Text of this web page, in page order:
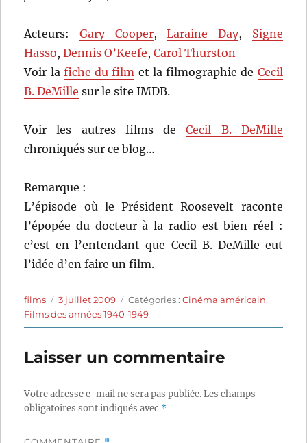
Acteurs: Gary Cooper,Laraine Day, Signe
Hasso,Dennis O’Keefe,Carol Thurston
Voir la fiche du film et la filmographie de Cecil
B. DeMille sur le site IMDB.
Voir les autres films deCecil B. DeMille
chroniqués sur ce blog…
Remarque :
L’épisode où le Président Roosevelt raconte
l’épopée du docteur à la radio est bien réel :
c’est en l’entendant que Cecil B. DeMille eut
l’idée d’en faire un film.
Auteur
films
Publié
le
3 juillet 2009 Catégories
Catégories :Cinéma américain,
Films des années 1940-1949
Laisser un commentaire
Votre adresse e-mail ne sera pas publiée.Les champs
obligatoires sont indiqués avec *